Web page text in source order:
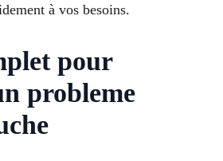
à vos besoins.
pour
probleme